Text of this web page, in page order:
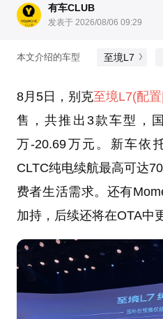
有车CLUB
发表于 2026/08/06 09:29
本文介绍的车型 至境L7
8月5日，别克至境L7(配置
售，共推出3款车型，
万-20.69万元。新车依
CLTC纯电续航最高可达
费者生活需求。还有
加持，后续还将在OTA中